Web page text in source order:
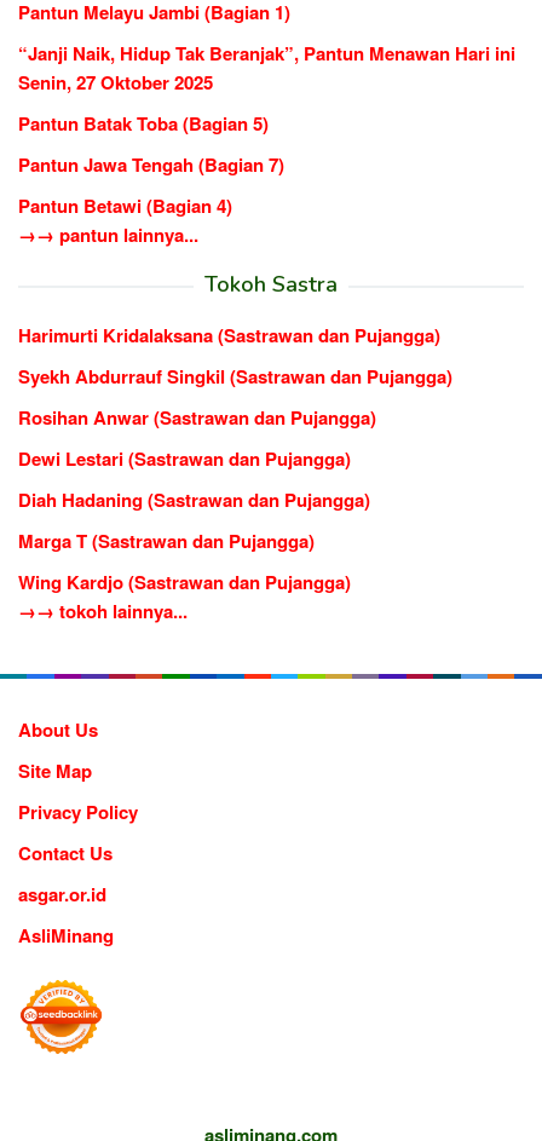
Pantun Melayu Jambi (Bagian 1)
“Janji Naik, Hidup Tak Beranjak”, Pantun Menawan Hari ini
Senin, 27 Oktober 2025
Pantun Batak Toba (Bagian 5)
Pantun Jawa Tengah (Bagian 7)
Pantun Betawi (Bagian 4)
→→ pantun lainnya...
Tokoh Sastra
Harimurti Kridalaksana (Sastrawan dan Pujangga)
Syekh Abdurrauf Singkil (Sastrawan dan Pujangga)
Rosihan Anwar (Sastrawan dan Pujangga)
Dewi Lestari (Sastrawan dan Pujangga)
Diah Hadaning (Sastrawan dan Pujangga)
Marga T (Sastrawan dan Pujangga)
Wing Kardjo (Sastrawan dan Pujangga)
→→ tokoh lainnya...
About Us
Site Map
Privacy Policy
Contact Us
asgar.or.id
AsliMinang
asliminang.com